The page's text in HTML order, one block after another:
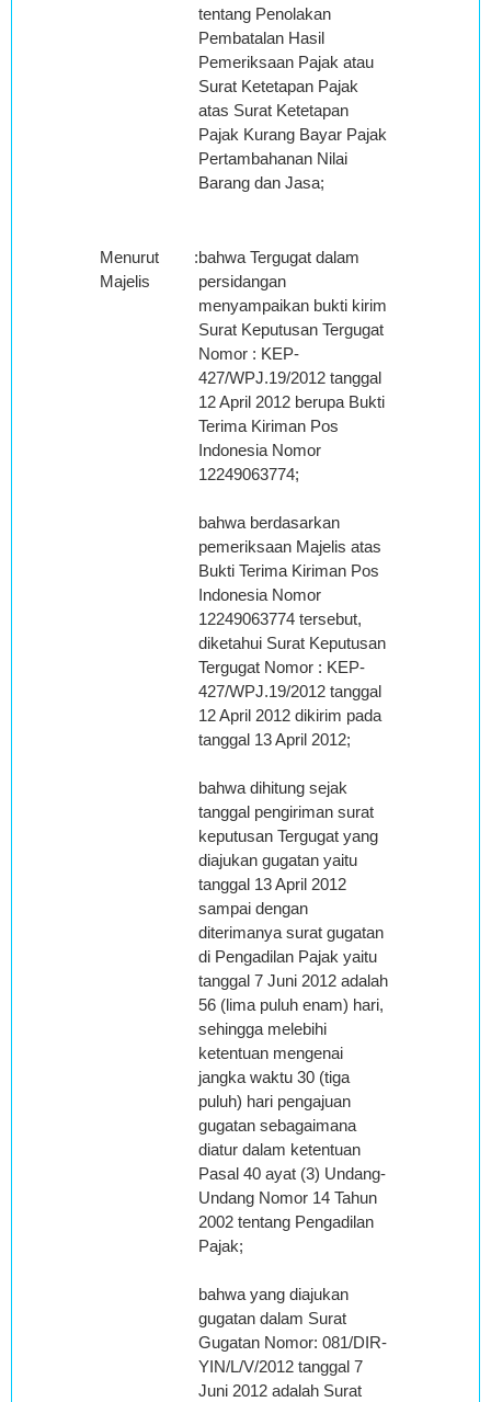
tentang Penolakan
Pembatalan Hasil
Pemeriksaan Pajak atau
Surat Ketetapan Pajak
atas Surat Ketetapan
Pajak Kurang Bayar Pajak
Pertambahanan Nilai
Barang dan Jasa;
Menurut
Majelis
:bahwa Tergugat dalam
persidangan
menyampaikan bukti kirim
Surat Keputusan Tergugat
Nomor : KEP-
427/WPJ.19/2012 tanggal
12 April 2012 berupa Bukti
Terima Kiriman Pos
Indonesia Nomor
12249063774;
bahwa berdasarkan
pemeriksaan Majelis atas
Bukti Terima Kiriman Pos
Indonesia Nomor
12249063774 tersebut,
diketahui Surat Keputusan
Tergugat Nomor : KEP-
427/WPJ.19/2012 tanggal
12 April 2012 dikirim pada
tanggal 13 April 2012;
bahwa dihitung sejak
tanggal pengiriman surat
keputusan Tergugat yang
diajukan gugatan yaitu
tanggal 13 April 2012
sampai dengan
diterimanya surat gugatan
di Pengadilan Pajak yaitu
tanggal 7 Juni 2012 adalah
56 (lima puluh enam) hari,
sehingga melebihi
ketentuan mengenai
jangka waktu 30 (tiga
puluh) hari pengajuan
gugatan sebagaimana
diatur dalam ketentuan
Pasal 40 ayat (3) Undang-
Undang Nomor 14 Tahun
2002 tentang Pengadilan
Pajak;
bahwa yang diajukan
gugatan dalam Surat
Gugatan Nomor: 081/DIR-
YIN/L/V/2012 tanggal 7
Juni 2012 adalah Surat